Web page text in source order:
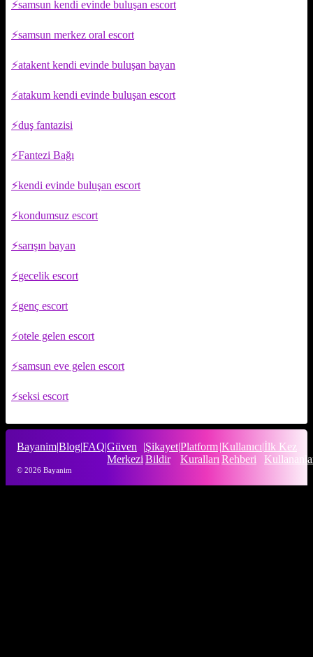
samsun kendi evinde buluşan escort
samsun merkez oral escort
atakent kendi evinde buluşan bayan
atakum kendi evinde buluşan escort
duş fantazisi
Fantezi Bağı
kendi evinde buluşan escort
kondumsuz escort
sarışın bayan
gecelik escort
genç escort
otele gelen escort
samsun eve gelen escort
seksi escort
Bayanim|Blog|FAQ|Güven
Merkezi
|Şikayet
Bildir
|Platform
Kuralları
|Kullanıcı
Rehberi
|İlk Kez
© 2026 Bayanim